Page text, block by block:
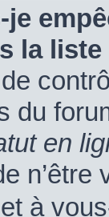
la
du
en
n’être
à